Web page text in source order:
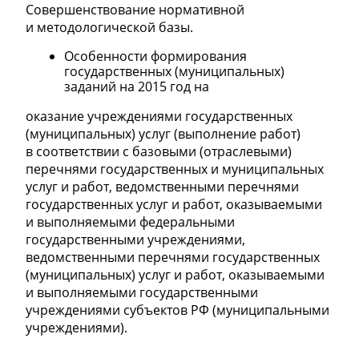
Совершенствование нормативной
и методологической базы.
Особенности формирования
государственных (муниципальных)
заданий на 2015 год на
оказание учреждениями государственных
(муниципальных) услуг (выполнение работ)
в соответствии с базовыми (отраслевыми)
перечнями государственных и муниципальных
услуг и работ, ведомственными перечнями
государственных услуг и работ, оказываемыми
и выполняемыми федеральными
государственными учреждениями,
ведомственными перечнями государственных
(муниципальных) услуг и работ, оказываемыми
и выполняемыми государственными
учреждениями субъектов РФ (муниципальными
учреждениями).